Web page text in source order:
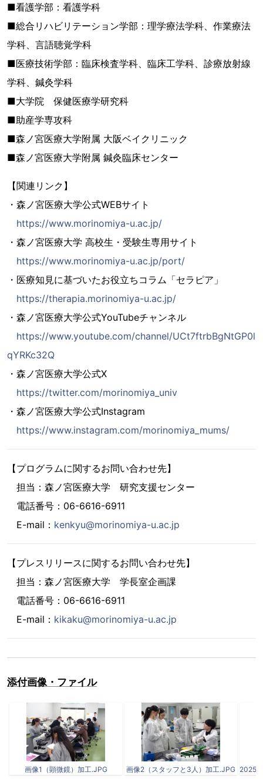
■看護学部：看護学科
■総合リハビリテーション学部：理学療法学科、作業療法
学科、言語聴覚学科
■医療技術学部：臨床検査学科、臨床工学科、診療放射線
学科、鍼灸学科
■大学院 保健医療学研究科
■助産学専攻科
■森ノ宮医療大学附属 大阪ベイクリニック
■森ノ宮医療大学附属 鍼灸臨床センター
【関連リンク】
・森ノ宮医療大学公式WEBサイト
https://www.morinomiya-u.ac.jp/
・森ノ宮医療大学 高校生・受験生専用サイト
https://www.morinomiya-u.ac.jp/port/
・医療知見に基づいたお役立ちコラム「セラピア」
https://therapia.morinomiya-u.ac.jp/
・森ノ宮医療大学公式YouTubeチャンネル
https://www.youtube.com/channel/UCt7ftrbBgNtGP0l
qYRKc32Q
・森ノ宮医療大学公式X
https://twitter.com/morinomiya_univ
・森ノ宮医療大学公式Instagram
https://www.instagram.com/morinomiya_mums/
【プログラムに関するお問い合わせ先】
担当：森ノ宮医療大学 研究支援センター
電話番号：06-6616-6911
E-mail： kenkyu@morinomiya-u.ac.jp
【プレスリリースに関するお問い合わせ先】
担当：森ノ宮医療大学 学長室企画課
電話番号：06-6616-6911
E-mail： kikaku@morinomiya-u.ac.jp
添付画像・ファイル
画像1（顕微鏡）加工.JPG 画像2（スタッフと3人）加工.JPG